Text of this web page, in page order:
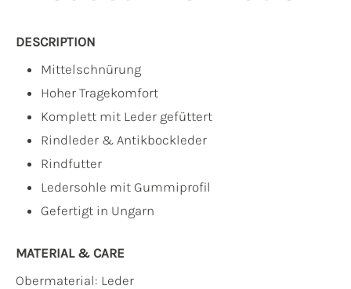
DESCRIPTION
Mittelschnürung
Hoher Tragekomfort
Komplett mit Leder gefüttert
Rindleder & Antikbockleder
Rindfutter
Ledersohle mit Gummiprofil
Gefertigt in Ungarn
MATERIAL & CARE
Obermaterial: Leder